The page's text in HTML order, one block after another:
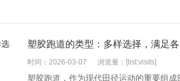
塑胶跑道的类型：多样选择，满足
时间：2026-03-07 浏览量：[list:visits]
塑胶跑道，作为现代田径运动的重要组